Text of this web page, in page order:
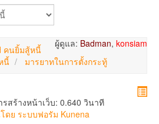
ผู้ดูแล: Badman, konsiam
คนยิ้มสู้หนี้
นี้
มารยาทในการตั้งกระทู้
รสร้างหน้าเว็บ: 0.640 วินาที
ดย ระบบฟอรัม Kunena